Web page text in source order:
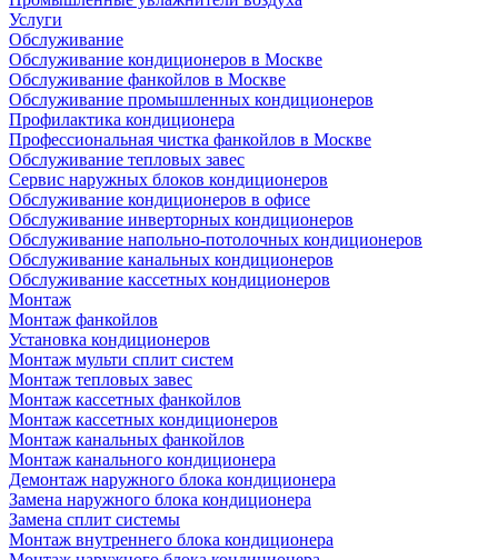
Услуги
Обслуживание
Обслуживание кондиционеров в Москве
Обслуживание фанкойлов в Москве
Обслуживание промышленных кондиционеров
Профилактика кондиционера
Профессиональная чистка фанкойлов в Москве
Обслуживание тепловых завес
Сервис наружных блоков кондиционеров
Обслуживание кондиционеров в офисе
Обслуживание инверторных кондиционеров
Обслуживание напольно-потолочных кондиционеров
Обслуживание канальных кондиционеров
Обслуживание кассетных кондиционеров
Монтаж
Монтаж фанкойлов
Установка кондиционеров
Монтаж мульти сплит систем
Монтаж тепловых завес
Монтаж кассетных фанкойлов
Монтаж кассетных кондиционеров
Монтаж канальных фанкойлов
Монтаж канального кондиционера
Демонтаж наружного блока кондиционера
Замена наружного блока кондиционера
Замена сплит системы
Монтаж внутреннего блока кондиционера